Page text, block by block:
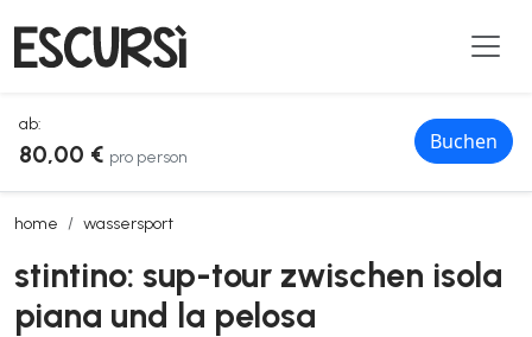
ab:
80,00 € pro person
Buchen
home wassersport
stintino: sup-tour zwischen isola piana und la pelosa
stintino: sup-tour zwischen isola
piana und la pelosa